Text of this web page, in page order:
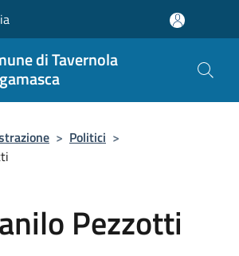
di Tavernola
> Politici >
Pezzotti